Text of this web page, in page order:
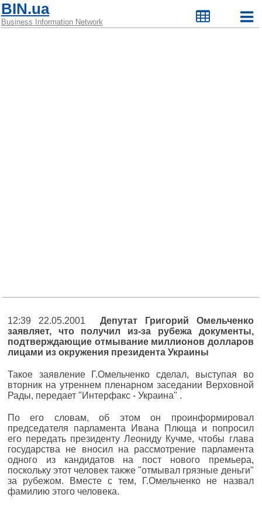
BIN.ua
Business Information Network
12:39 22.05.2001Депутат Григорий Омельченко
заявляет, что получил из-за рубежа документы,
подтверждающие отмывание миллионов долларов
лицами из окружения президента Украины
Такое заявление Г.Омельченко сделал, выступая во
вторник на утреннем пленарном заседании Верховной
Рады, передает "Интерфакс - Украина" .
По его словам, об этом он проинформировал
председателя парламента Ивана Плюща и попросил
его передать президенту Леониду Кучме, чтобы глава
государства не вносил на рассмотрение парламента
одного из кандидатов на пост нового премьера,
поскольку этот человек также "отмывал грязные деньги"
за рубежом. Вместе с тем, Г.Омельченко не назвал
фамилию этого человека.